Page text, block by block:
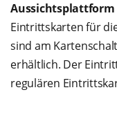
Aussichtsplattform
Eintrittskarten für
sind am
erhältlich. Der
regulären